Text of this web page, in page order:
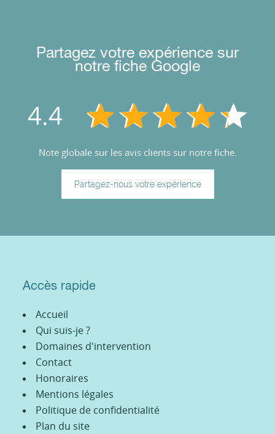
Partagez votre expérience sur
notre fiche Google
4.4
Note globale sur les avis clients sur notre fiche.
Partagez-nous votre expérience
Accès rapide
Accueil
Qui suis-je ?
Domaines d'intervention
Contact
Honoraires
Mentions légales
Politique de confidentialité
Plan du site